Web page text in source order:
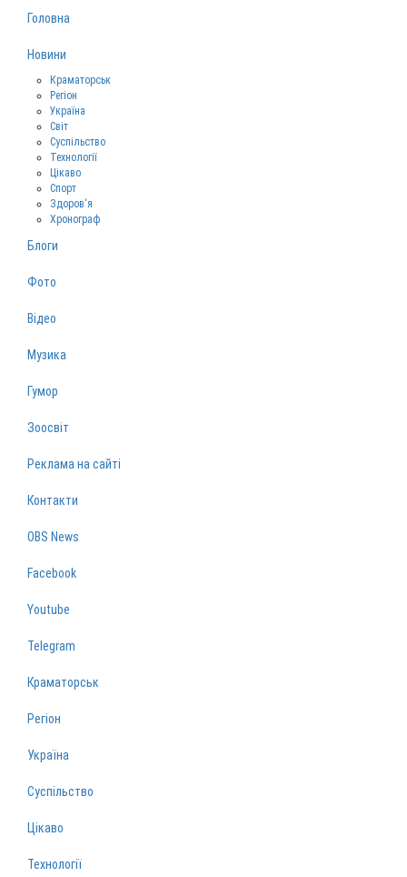
Головна
Новини
Краматорськ
Регіон
Україна
Світ
Суспільство
Технології
Цікаво
Спорт
Здоров‘я
Хронограф
Блоги
Фото
Відео
Музика
Гумор
Зоосвіт
Реклама на сайті
Контакти
OBS News
Facebook
Youtube
Telegram
Краматорськ
Регіон
Україна
Суспільство
Цікаво
Технології